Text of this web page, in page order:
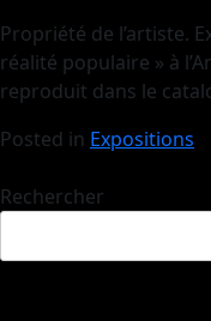
Propriété de l’artiste.
réalité populaire » à
reproduit dans le
Posted in Expositions
Rechercher